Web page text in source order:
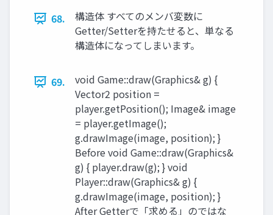
68.
構造体 すべてのメンバ変数に
Getter/Setterを持たせると、単なる
構造体になってしまいます。
69.
void Game::draw(Graphics& g) {
Vector2 position =
player.getPosition(); Image& image
= player.getImage();
g.drawImage(image, position); }
Before void Game::draw(Graphics&
g) { player.draw(g); } void
Player::draw(Graphics& g) {
g.drawImage(image, position); }
After Getterで「求める」のではな